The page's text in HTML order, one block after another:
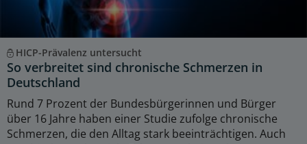
HICP-Prävalenz untersucht
So verbreitet sind chronische Schmerzen in
Deutschland
Rund 7 Prozent der Bundesbürgerinnen und Bürger
über 16 Jahre haben einer Studie zufolge chronische
Schmerzen, die den Alltag stark beeinträchtigen. Auch